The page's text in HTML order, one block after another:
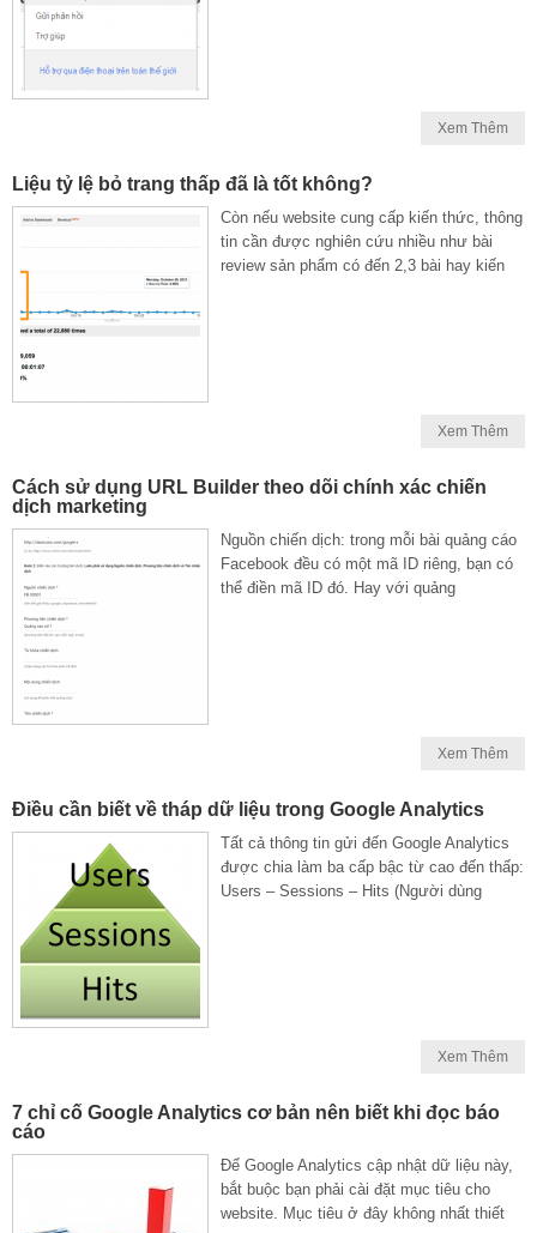
Xem Thêm
Liệu tỷ lệ bỏ trang thấp đã là tốt không?
Còn nếu website cung cấp kiến thức, thông
tin cần được nghiên cứu nhiều như bài
review sản phẩm có đến 2,3 bài hay kiến
Xem Thêm
Cách sử dụng URL Builder theo dõi chính xác chiến
dịch marketing
Nguồn chiến dịch: trong mỗi bài quảng cáo
Facebook đều có một mã ID riêng, bạn có
thể điền mã ID đó. Hay với quảng
Xem Thêm
Điều cần biết về tháp dữ liệu trong Google Analytics
Tất cả thông tin gửi đến Google Analytics
được chia làm ba cấp bậc từ cao đến thấp:
Users – Sessions – Hits (Người dùng
Xem Thêm
7 chỉ cố Google Analytics cơ bản nên biết khi đọc báo
cáo
Để Google Analytics cập nhật dữ liệu này,
bắt buộc bạn phải cài đặt mục tiêu cho
website. Mục tiêu ở đây không nhất thiết